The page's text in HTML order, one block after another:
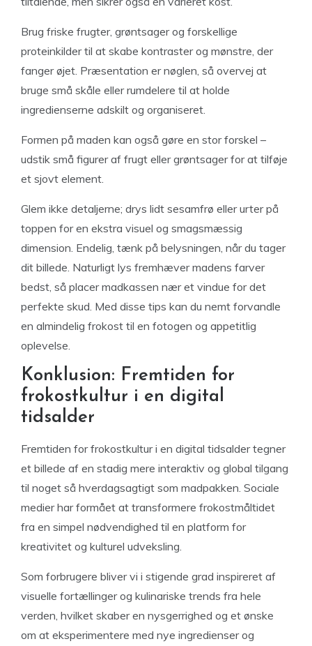
Brug friske frugter, grøntsager og forskellige
proteinkilder til at skabe kontraster og mønstre, der
fanger øjet. Præsentation er nøglen, så overvej at
bruge små skåle eller rumdelere til at holde
ingredienserne adskilt og organiseret.
Formen på maden kan også gøre en stor forskel –
udstik små figurer af frugt eller grøntsager for at tilføje
et sjovt element.
Glem ikke detaljerne; drys lidt sesamfrø eller urter på
toppen for en ekstra visuel og smagsmæssig
dimension. Endelig, tænk på belysningen, når du tager
dit billede. Naturligt lys fremhæver madens farver
bedst, så placer madkassen nær et vindue for det
perfekte skud. Med disse tips kan du nemt forvandle
en almindelig frokost til en fotogen og appetitlig
oplevelse.
Konklusion: Fremtiden for
frokostkultur i en digital
tidsalder
Fremtiden for frokostkultur i en digital tidsalder tegner
et billede af en stadig mere interaktiv og global tilgang
til noget så hverdagsagtigt som madpakken. Sociale
medier har formået at transformere frokostmåltidet
fra en simpel nødvendighed til en platform for
kreativitet og kulturel udveksling.
Som forbrugere bliver vi i stigende grad inspireret af
visuelle fortællinger og kulinariske trends fra hele
verden, hvilket skaber en nysgerrighed og et ønske
om at eksperimentere med nye ingredienser og